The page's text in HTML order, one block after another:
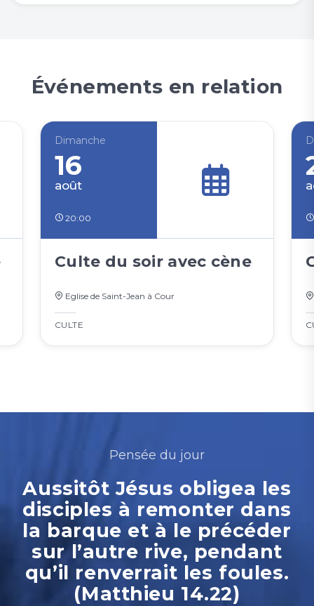
Événements en relation
Dimanche
16
août
20:00
Culte du soir avec cène
Eglise de Saint-Jean à Cour
CULTE
Pensée du jour
Aussitôt Jésus obligea les
disciples à remonter dans
la barque et à le précéder
sur l’autre rive, pendant
qu’il renverrait les foules.
(Matthieu 14.22)